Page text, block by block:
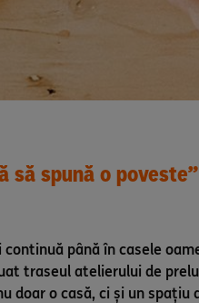
spună o
până în casele
traseul atelierului de
doar o casă, ci și un spațiu